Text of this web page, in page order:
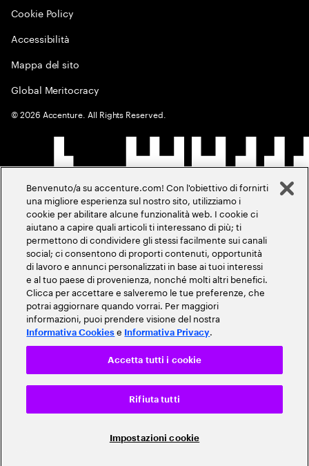
Cookie Policy
Accessibilità
Mappa del sito
Global Meritocracy
©2026 Accenture. All Rights Reserved.
Benvenuto/a su accenture.com! Con l'obiettivo di fornirti
una migliore esperienza sul nostro sito, utilizziamo i
cookie per abilitare alcune funzionalità web. I cookie ci
aiutano a capire quali articoli ti interessano di più; ti
permettono di condividere gli stessi facilmente sui canali
social; ci consentono di proporti contenuti, opportunità
di lavoro e annunci personalizzati in base ai tuoi interessi
e al tuo paese di provenienza, nonché molti altri benefici.
Clicca per accettare e salveremo le tue preferenze, che
potrai aggiornare quando vorrai. Per maggiori
informazioni, puoi prendere visione del nostra
Informativa Cookies e Informativa Privacy.
Impostazioni cookie
Rifiuta tutti
Accetta tutti i cookie